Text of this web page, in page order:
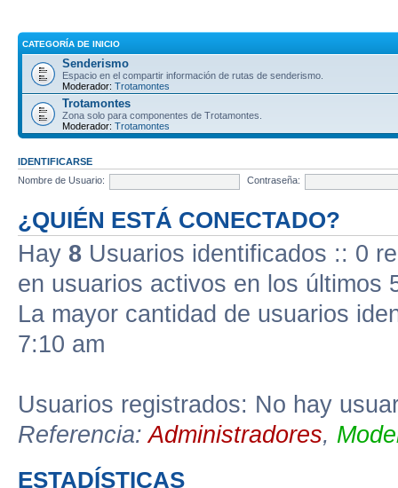
CATEGORÍA DE INICIO
Senderismo
Espacio en el compartir información de rutas de senderismo.
Moderador: Trotamontes
Trotamontes
Zona solo para componentes de Trotamontes.
Moderador: Trotamontes
IDENTIFICARSE
Nombre de Usuario:
Contraseña:
¿QUIÉN ESTÁ CONECTADO?
Hay 8 Usuarios identificados :: 0
en usuarios activos en los últimos
La mayor cantidad de usuarios
7:10 am
Usuarios registrados: No hay
Referencia:Administradores,
ESTADÍSTICAS